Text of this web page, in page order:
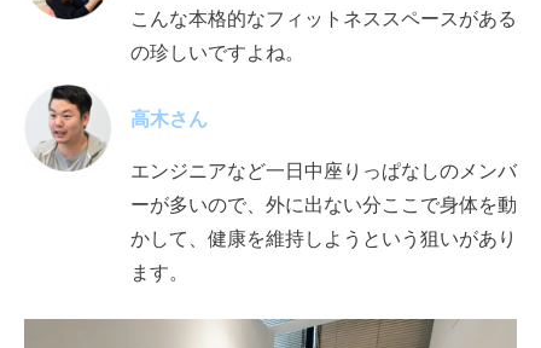
こんな本格的なフィットネススペースがある
の珍しいですよね。
高木さん
エンジニアなど一日中座りっぱなしのメンバ
ーが多いので 、外に出ない分ここで身体を動
かして、健康を維持しようという狙いがあり
ます。